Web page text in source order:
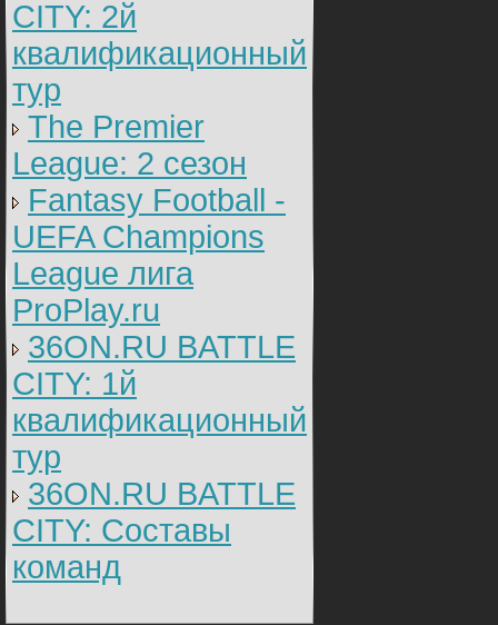
CITY: 2й
квалификационный
тур
The Premier
League: 2 cезон
Fantasy Football -
UEFA Champions
League лига
ProPlay.ru
36ON.RU BATTLE
CITY: 1й
квалификационный
тур
36ON.RU BATTLE
CITY: Составы
команд